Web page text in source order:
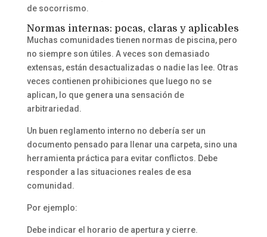
de socorrismo.
Normas internas: pocas, claras y aplicables
Muchas comunidades tienen normas de piscina, pero
no siempre son útiles. A veces son demasiado
extensas, están desactualizadas o nadie las lee. Otras
veces contienen prohibiciones que luego no se
aplican, lo que genera una sensación de
arbitrariedad.
Un buen reglamento interno no debería ser un
documento pensado para llenar una carpeta, sino una
herramienta práctica para evitar conflictos. Debe
responder a las situaciones reales de esa
comunidad.
Por ejemplo:
Debe indicar el horario de apertura y cierre.